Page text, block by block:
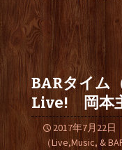
BARタイム
Live! 岡本
2017年7月22日
（Live,Music, & BAR